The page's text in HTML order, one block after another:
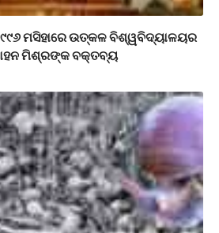
ମସିହାରେ ଉତ୍କଳ ବିଶ୍ୱବିଦ୍ୟାଳୟର
ମିଶ୍ରଙ୍କ ବକ୍ତବ୍ୟ